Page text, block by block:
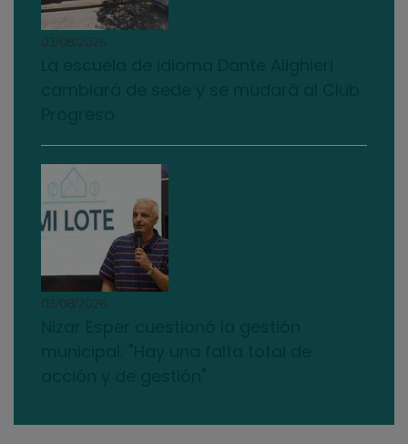
03/08/2026
03/08/2026